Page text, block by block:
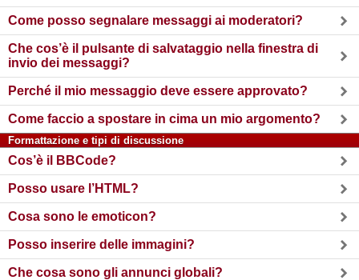
Come posso segnalare messaggi ai moderatori?
Che cos’è il pulsante di salvataggio nella finestra di
invio dei messaggi?
Perché il mio messaggio deve essere approvato?
Come faccio a spostare in cima un mio argomento?
Formattazione e tipi di discussione
Cos’è il BBCode?
Posso usare l’HTML?
Cosa sono le emoticon?
Posso inserire delle immagini?
Che cosa sono gli annunci globali?